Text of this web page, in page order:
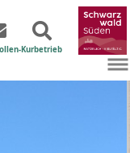
Kurbetrieb